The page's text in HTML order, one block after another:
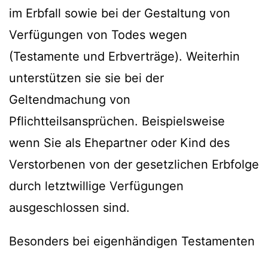
im Erbfall sowie bei der Gestaltung von
Verfügungen von Todes wegen
(Testamente und Erbverträge). Weiterhin
unterstützen sie sie bei der
Geltendmachung von
Pflichtteilsansprüchen. Beispielsweise
wenn Sie als Ehepartner oder Kind des
Verstorbenen von der gesetzlichen Erbfolge
durch letztwillige Verfügungen
ausgeschlossen sind.
Besonders bei eigenhändigen Testamenten